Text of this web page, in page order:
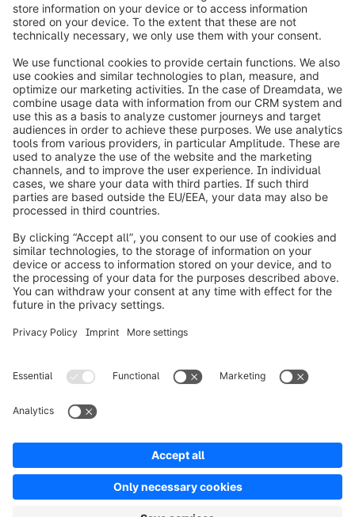
Migrazioni shop
info@shopware.com
Informazioni su Shopware
Prodotti
Soluzioni
Terms & ConditionsPrivacyLegal notice